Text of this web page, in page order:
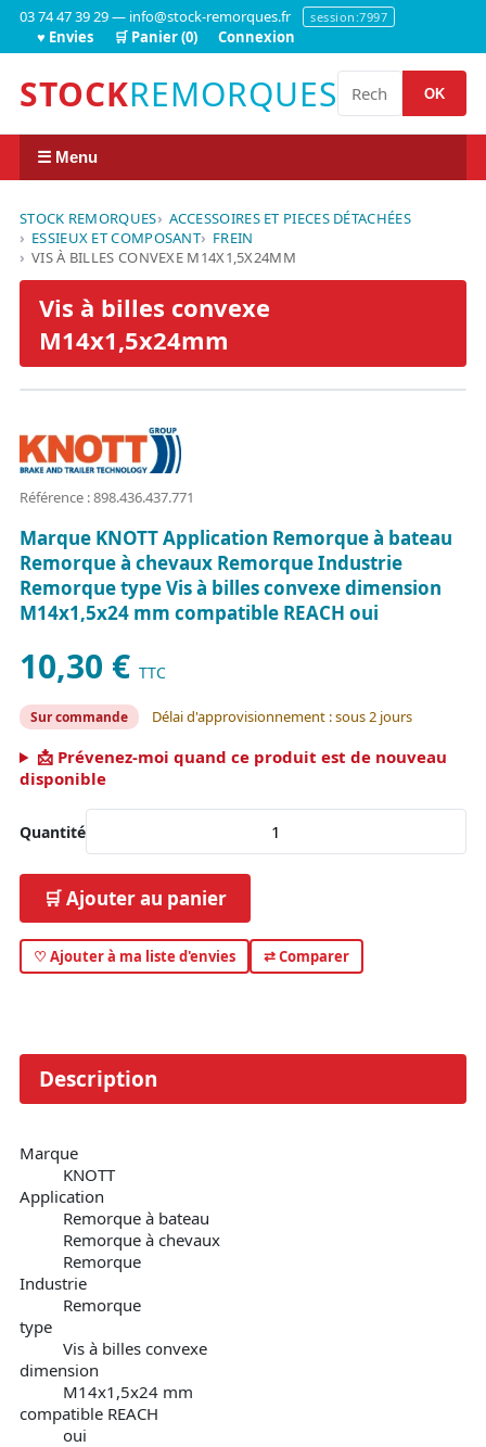
03 74 47 39 29 — info@stock-remorques.fr session:7997
♥ Envies 🛒 Panier (0) Connexion
STOCKREMORQUES OK
☰ Menu
STOCK REMORQUES
ACCESSOIRES ET PIECES DÉTACHÉES
ESSIEUX ET COMPOSANT
FREIN
VIS À BILLES CONVEXE M14X1,5X24MM
Vis à billes convexe
M14x1,5x24mm
Référence : 898.436.437.771
Marque KNOTT Application Remorque à bateau
Remorque à chevaux Remorque Industrie
Remorque type Vis à billes convexe dimension
M14x1,5x24 mm compatible REACH oui
10,30 € TTC
Sur commande Délai d'approvisionnement : sous 2 jours
📩 Prévenez-moi quand ce produit est de nouveau
disponible
Quantité
🛒 Ajouter au panier
♡ Ajouter à ma liste d'envies ⇄ Comparer
Description
Marque
KNOTT
Application
Remorque à bateau
Remorque à chevaux
Remorque
Industrie
Remorque
type
Vis à billes convexe
dimension
M14x1,5x24 mm
compatible REACH
oui